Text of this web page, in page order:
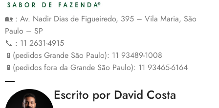
🏡 : Av. Nadir Dias de Figueiredo, 395 – Vila Maria, São
Paulo – SP
📞 : 11 2631-4915
📱(pedidos Grande São Paulo): 11 93489-1008
📱(pedidos fora da Grande São Paulo): 11 93465-6164
Escrito por David Costa